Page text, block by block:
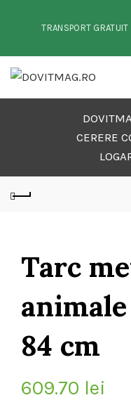
TRANSPORT
CERERE
Tarc
animale
84 cm
609.70 lei